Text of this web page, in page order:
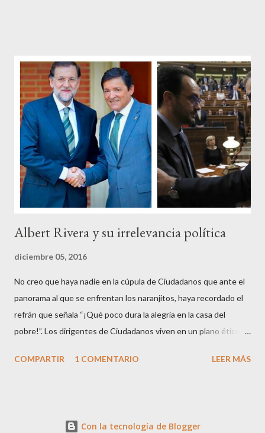
de ciudadanos, la mayoría de los cuales no han pagado jamás un
impuesto, sea por vocación o simplemente por no haber tenido
un trabajo en su vida, decidieron salir a la calle revestidos de la
sagrada túnica de la “indignación ciudadana” y con su actitud
crear una paradoja, se autodenominaban “movimiento 15M” y lo
que hicieron fue apoderarse de una plaza pública y allí sentaron
sus reales, bueno sus reales no,...
Albert Rivera y su irrelevancia política
diciembre 05, 2016
No creo que haya nadie en la cúpula de Ciudadanos que ante el
panorama al que se enfrentan los naranjitos, haya recordado el
refrán que señala “¡Qué poco dura la alegría en la casa del
pobre!”. Los dirigentes de Ciudadanos viven en un plano ético
política, inventores de la honestidad y defensores acérrimos de
política podrás ser muy fino, educado, bien parecido y tener
COMPARTIR 1 COMENTARIO LEER MÁS
Con la tecnología de Blogger